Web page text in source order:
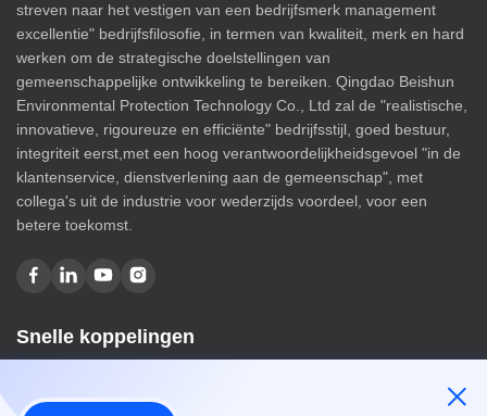
streven naar het vestigen van een bedrijfsmerk management
excellentie" bedrijfsfilosofie, in termen van kwaliteit, merk en hard
werken om de strategische doelstellingen van
gemeenschappelijke ontwikkeling te bereiken. Qingdao Beishun
Environmental Protection Technology Co., Ltd zal de "realistische,
innovatieve, rigoureuze en efficiënte" bedrijfsstijl, goed bestuur,
integriteit eerst,met een hoog verantwoordelijkheidsgevoel "in de
klantenservice, dienstverlening aan de gemeenschap", met
collega's uit de industrie voor wederzijds voordeel, voor een
betere toekomst.
Snelle koppelingen
Over ons